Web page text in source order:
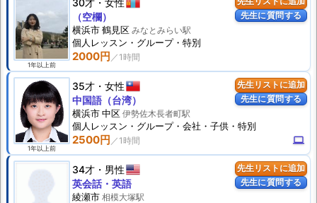
先生に質問する
1年以上前
30才 女性
2000円
（空欄）
横浜市 鶴見区 みなとみらい駅
個人 レッスン ・グループ・特別
先生リストに追加
先生に質問する
1年以上前
35才 女性
2500円 computer
中国語（台湾）
横浜市 中区 伊勢佐木長者町駅
個人 レッスン ・グループ・会社・子供・特別
先生リストに追加
先生に質問する
34才 男性
英会話・英語
綾瀬市 相模大塚駅